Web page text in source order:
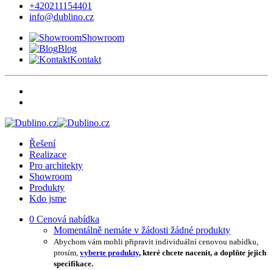
+420211154401
info@dublino.cz
Showroom
Blog
Kontakt
Řešení
Realizace
Pro architekty
Showroom
Produkty
Kdo jsme
0 Cenová nabídka
Momentálně nemáte v žádosti žádné produkty
Abychom vám mohli připravit individuální cenovou nabídku,
prosím, vyberte produkty, které chcete nacenit, a doplňte jejich
specifikace.